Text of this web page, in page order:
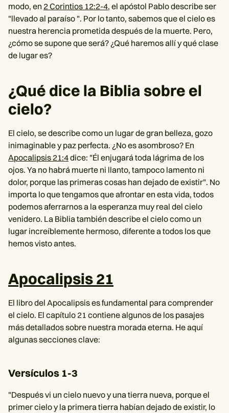
modo, en 2 Corintios 12:2-4, el apóstol Pablo describe ser
"llevado al paraíso ". Por lo tanto, sabemos que el cielo es
nuestra herencia prometida después de la muerte. Pero,
¿cómo se supone que será? ¿Qué haremos allí y qué clase
de lugar es?
¿Qué dice la Biblia sobre el
cielo?
El cielo, se describe como un lugar de gran belleza, gozo
inimaginable y paz perfecta. ¿No es asombroso? En
Apocalipsis 21:4dice: "Él enjugará toda lágrima de los
ojos. Ya no habrá muerte ni llanto, tampoco lamento ni
dolor, porque las primeras cosas han dejado de existir". No
importa lo que tengamos que afrontar en esta vida, todos
podemos aferrarnos a la esperanza muy real del cielo
venidero. La Biblia también describe el cielo como un
lugar increíblemente hermoso, diferente a todos los que
hemos visto antes.
Apocalipsis 21
El libro del Apocalipsis es fundamental para comprender
el cielo. El capítulo 21 contiene algunos de los pasajes
más detallados sobre nuestra morada eterna. He aquí
algunas secciones clave:
Versículos 1-3
"Después vi un cielo nuevo y una tierra nueva, porque el
primer cielo y la primera tierra habían dejado de existir, lo